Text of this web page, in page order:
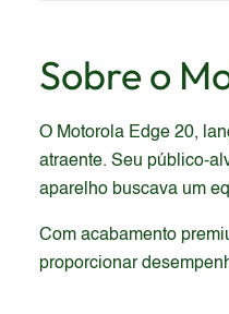
Sobre o
O Motorola Edge 20,
atraente. Seu público-
aparelho buscava um
Com acabamento
proporcionar